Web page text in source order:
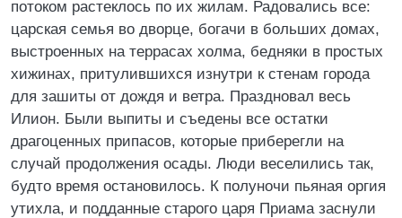
потоком растеклось по их жилам. Радовались все:
царская семья во дворце, богачи в больших домах,
выстроенных на террасах холма, бедняки в простых
хижинах, притулившихся изнутри к стенам города
для зашиты от дождя и ветра. Праздновал весь
Илион. Были выпиты и съедены все остатки
драгоценных припасов, которые приберегли на
случай продолжения осады. Люди веселились так,
будто время остановилось. К полуночи пьяная оргия
утихла, и подданные старого царя Приама заснули